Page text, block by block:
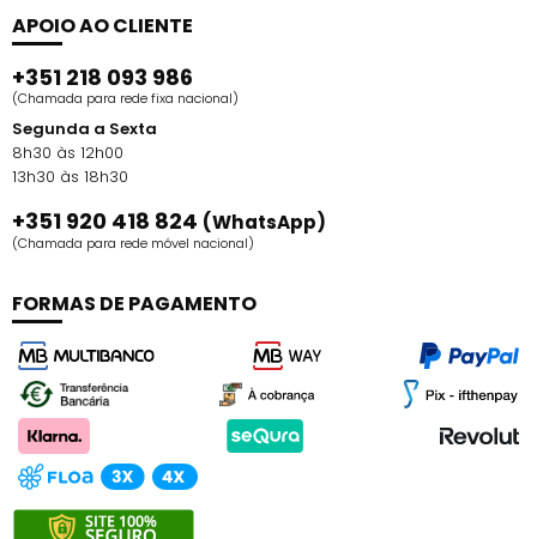
APOIO AO CLIENTE
+351 218 093 986
(Chamada para rede fixa nacional)
Segunda a Sexta
8h30 às 12h00
13h30 às 18h30
+351 920 418 824 (WhatsApp)
(Chamada para rede móvel nacional)
FORMAS DE PAGAMENTO